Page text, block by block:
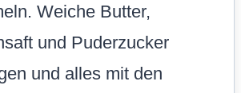
Weiche Butter,
und Puderzucker
und alles mit den